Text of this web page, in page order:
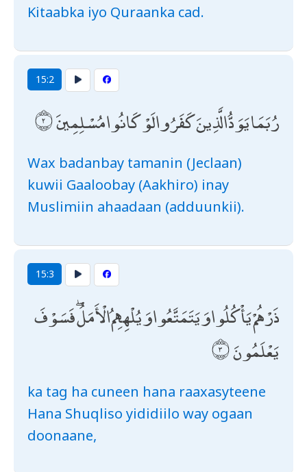
Kitaabka iyo Quraanka cad.
15:2
رُبَمَا يَوَدُّ الَّذِينَ كَفَرُوا لَوْ كَانُوا مُسْلِمِينَ
Wax badanbay tamanin (Jeclaan)
kuwii Gaaloobay (Aakhiro) inay
Muslimiin ahaadaan (adduunkii).
15:3
ذَرْهُمْ يَأْكُلُوا وَيَتَمَتَّعُوا وَيُلْهِهِمُ الْأَمَلُ ۖ فَسَوْفَ
يَعْلَمُونَ
ka tag ha cuneen hana raaxasyteene
Hana Shuqliso yididiilo way ogaan
doonaane,